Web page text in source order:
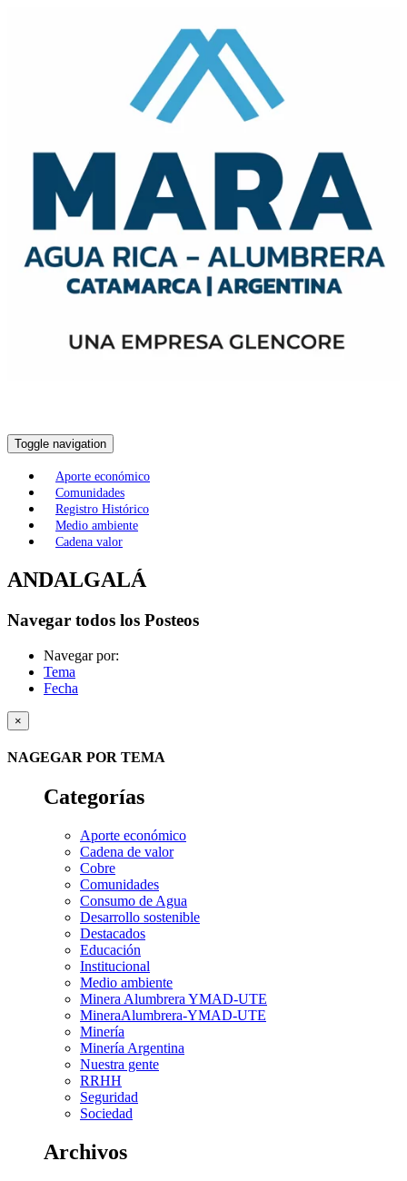
Toggle navigation
Aporte económico
Comunidades
Registro Histórico
Medio ambiente
Cadena valor
ANDALGALÁ
Navegar todos los Posteos
Navegar por:
Tema
Fecha
×
NAGEGAR POR TEMA
Categorías
Aporte económico
Cadena de valor
Cobre
Comunidades
Consumo de Agua
Desarrollo sostenible
Destacados
Educación
Institucional
Medio ambiente
Minera Alumbrera YMAD-UTE
MineraAlumbrera-YMAD-UTE
Minería
Minería Argentina
Nuestra gente
RRHH
Seguridad
Sociedad
Archivos